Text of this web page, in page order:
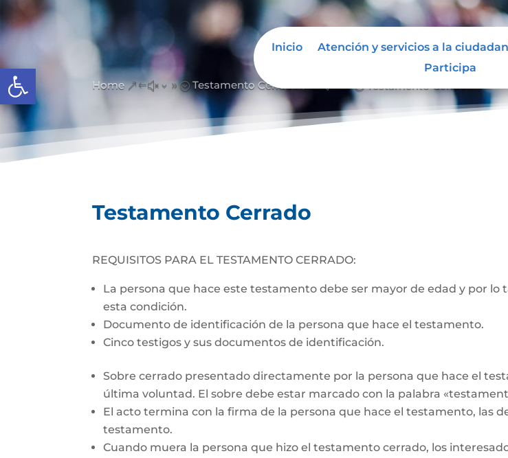
Abrir barra de herramientas
Inicio Atención y servicios a la
Participa
Home &#x39; Testamento Cerrado
Testamento Cerrado
REQUISITOS PARA EL TESTAMENTO CERRADO:
La persona que hace este testamento debe ser mayor de edad y por
esta condición.
Documento de identificación de la persona que hace el testamento.
Cinco testigos y sus documentos de identificación.
Sobre cerrado presentado directamente por la persona que hace el
última voluntad. El sobre debe estar marcado con la palabra
El acto termina con la firma de la persona que hace el testamento, las
testamento.
Cuando muera la persona que hizo el testamento cerrado, los